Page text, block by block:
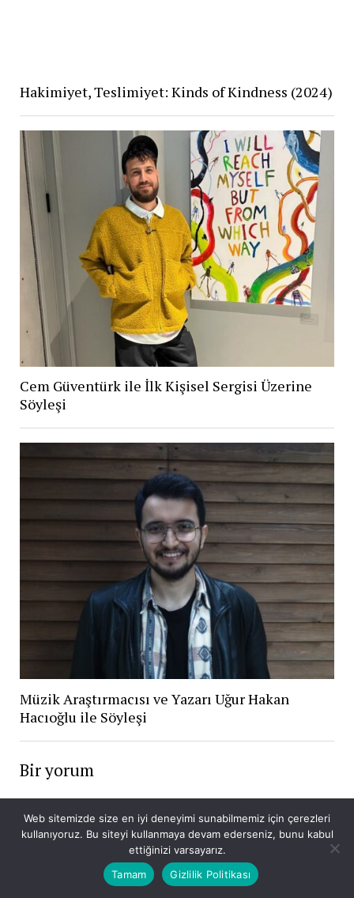
Hakimiyet, Teslimiyet: Kinds of Kindness (2024)
Cem Güventürk ile İlk Kişisel Sergisi Üzerine
Söyleşi
Müzik Araştırmacısı ve Yazarı Uğur Hakan
Hacıoğlu ile Söyleşi
Bir yorum
Sıdıka peker
08/03/2021
Böyle güzel bir günde harika bir röpörtaj selmacığım insanlığa
ve evrene çok güzel mesajlar verdin günümüzü aydınlattın bu
söylemlerin üzerine bende söyleyecek söz bulamıyorum
Web sitemizde size en iyi deneyimi sunabilmemiz için çerezleri
kullanıyoruz. Bu siteyi kullanmaya devam ederseniz, bunu kabul
ettiğinizi varsayarız.
Tamam
Gizlilik Politikası